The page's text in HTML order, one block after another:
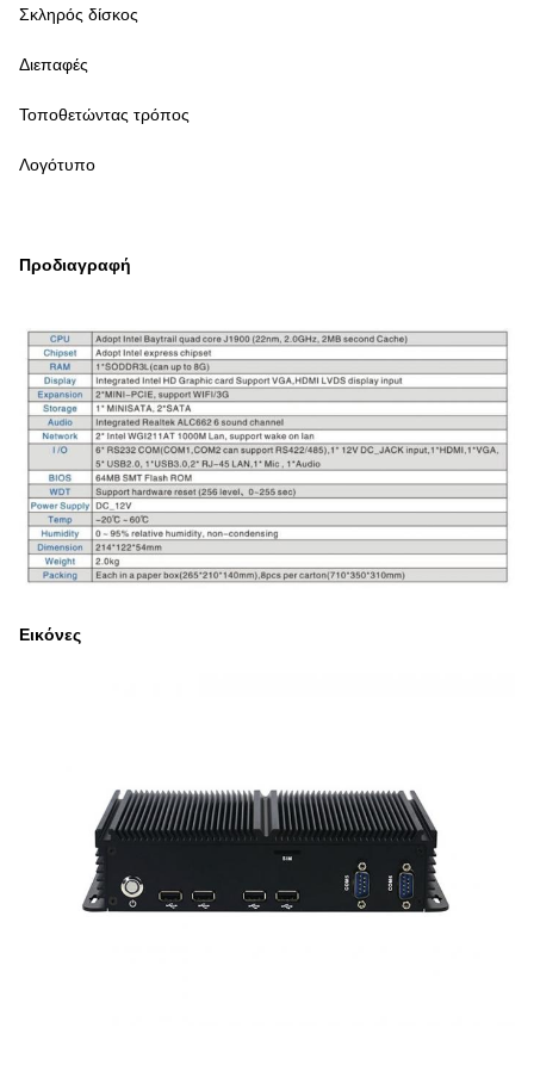
Σκληρός δίσκος
Διεπαφές
Τοποθετώντας τρόπος
Λογότυπο
Προδιαγραφή
Εικόνες